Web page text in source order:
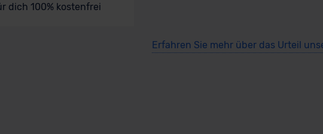
dich 100% kostenfrei
Erfahren Sie mehr über das Urteil